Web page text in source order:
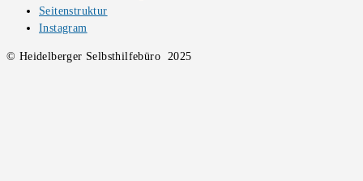
Seitenstruktur
Instagram
© Heidelberger Selbsthilfebüro 2025